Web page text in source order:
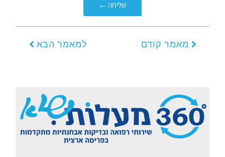
שליחה ←
מאמר קודם למאמר הבא